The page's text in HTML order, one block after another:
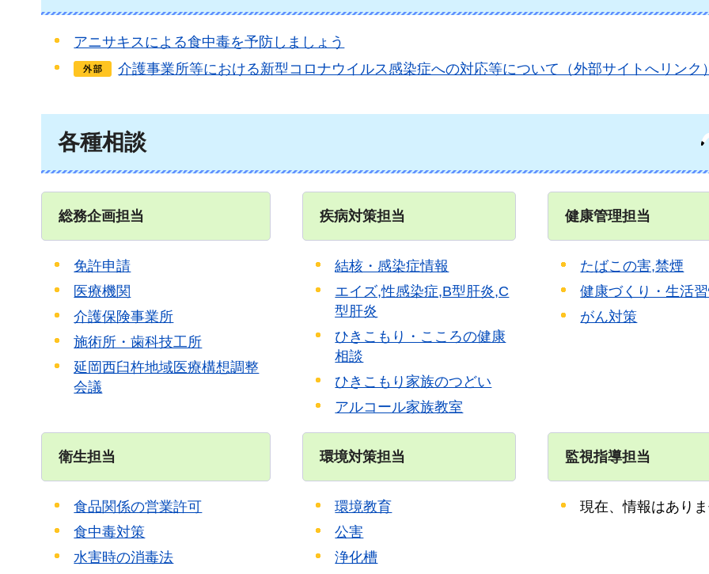
アニサキスによる食中毒を予防しましょう
介護事業所等における新型コロナウイルス感染症への対応等について（外部サイトへリンク
各種相談
総務企画担当
免許申請
医療機関
介護保険事業所
施術所・歯科技工所
延岡西臼杵地域医療構想調整
会議
疾病対策担当
結核・感染症情報
エイズ,性感染症,B型肝炎,C
型肝炎
ひきこもり・こころの健康
相談
ひきこもり家族のつどい
アルコール家族教室
健康管理担当
たばこの害,禁煙
健康づくり・生活
がん対策
衛生担当
食品関係の営業許可
食中毒対策
水害時の消毒法
環境対策担当
環境教育
公害
浄化槽
監視指導担当
現在、情報はあり